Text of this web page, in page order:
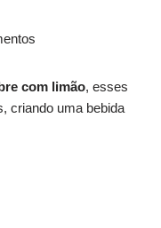
com limão, esses
criando uma bebida